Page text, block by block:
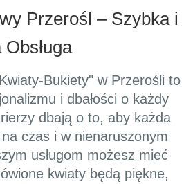
Przerośl – Szybka i
Bukiety" w Przerośli to
i dbałości o każdy
dbają o to, aby każda
na czas i w nienaruszonym
usługom możesz mieć
kwiaty będą piękne,